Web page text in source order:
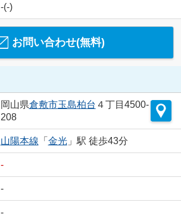
-(-)
お問い合わせ(無料)
岡山県倉敷市玉島柏台 ４丁目4500-
208
山陽本線 「 金光」駅 徒歩43分
-
-
-